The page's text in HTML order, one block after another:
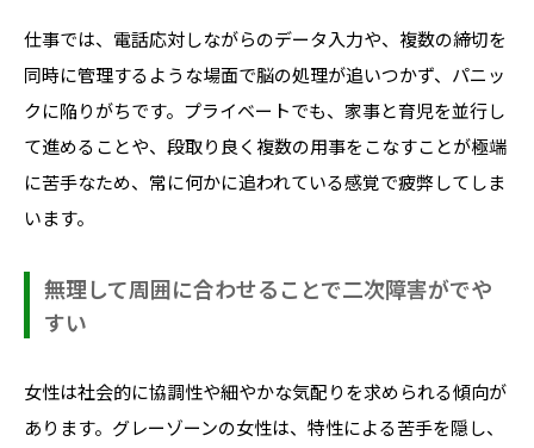
仕事では、電話応対しながらのデータ入力や、複数の締切を
同時に管理するような場面で脳の処理が追いつかず、パニッ
クに陥りがちです。プライベートでも、家事と育児を並行し
て進めることや、段取り良く複数の用事をこなすことが極端
に苦手なため、常に何かに追われている感覚で疲弊してしま
います。
無理して周囲に合わせることで二次障害がでや
すい
女性は社会的に協調性や細やかな気配りを求められる傾向が
あります。グレーゾーンの女性は、特性による苦手を隠し、